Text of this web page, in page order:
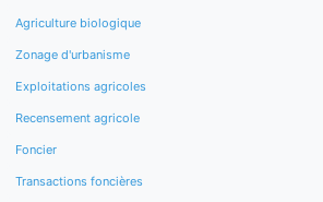
Agriculture biologique
Zonage d'urbanisme
Exploitations agricoles
Recensement agricole
Foncier
Transactions foncières